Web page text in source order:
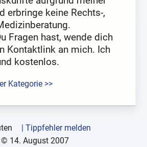
erbringe keine Rechts-,
Fragen hast, wende dich
Kontaktlink an mich. Ich
kostenlos.
Kategorie >>
| Tippfehler melden
© 14. August 2007